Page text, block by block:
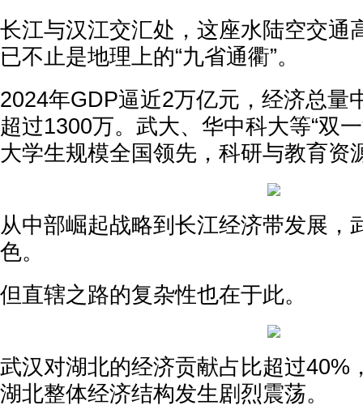
长江与汉江交汇处，这座水陆空交通
已不止是地理上的“九省通衢”。
2024年GDP逼近2万亿元，经济总量
超过1300万。武大、华中科大等“双
大学生规模全国领先，科研与教育资
从中部崛起战略到长江经济带发展，
色。
但直辖之路的复杂性也在于此。
武汉对湖北的经济贡献占比超过40%
湖北整体经济结构发生剧烈震荡。